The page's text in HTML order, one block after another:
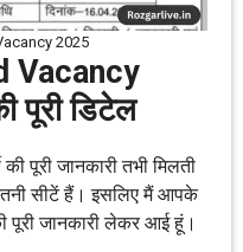
2025
Vacancy
पूरी डिटेल
पूरी जानकारी तभी मिलती
सीटें हैं। इसलिए मैं आपके
पूरी जानकारी लेकर आई हूं।